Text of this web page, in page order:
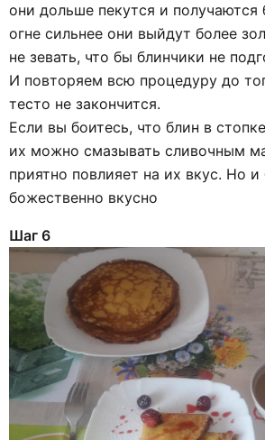
они дольше пекутся и получаются
огне сильнее они выйдут более
не зевать, что бы блинчики не
И повторяем всю процедуру до
тесто не закончится.
Если вы боитесь, что блин в
их можно смазывать сливочным
приятно повлияет на их вкус. Но и
божественно вкусно
Шаг 6